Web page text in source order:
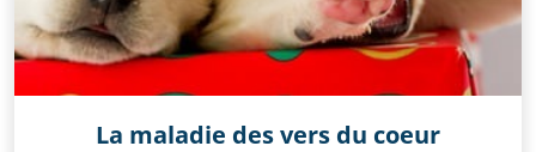
L'alimentation de mon chat
L'alimentation de mon chien
La maladie des vers du coeur